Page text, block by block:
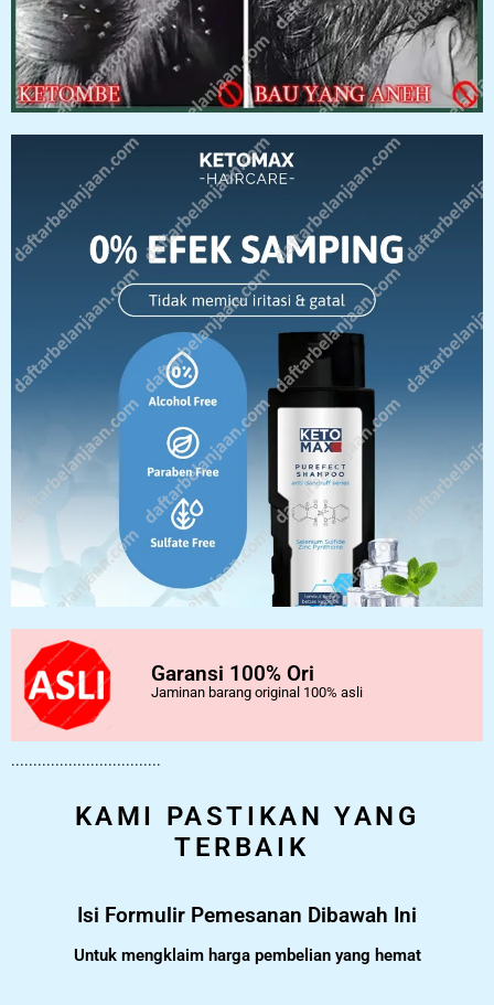
Garansi 100% Ori
Jaminan barang original 100% asli
..................................
KAMI PASTIKAN YANG
TERBAIK
Isi Formulir Pemesanan Dibawah Ini
Untuk mengklaim harga pembelian yang hemat